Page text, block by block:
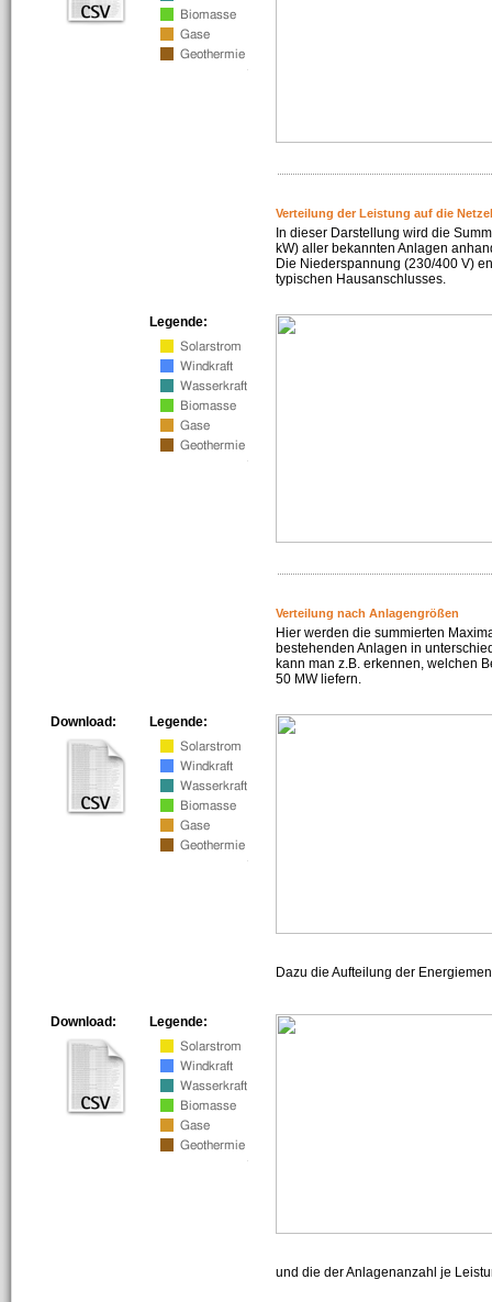
Verteilung der Leistung auf die
In dieser Darstellung wird die
kW) aller bekannten Anlagen
Die Niederspannung (230/400 V)
typischen Hausanschlusses.
Legende:
Verteilung nach Anlagengrößen
Hier werden die summierten
bestehenden Anlagen in
kann man z.B. erkennen, welchen
50 MW liefern.
Legende:
Download:
Dazu die Aufteilung der
Legende:
Download:
und die der Anlagenanzahl je